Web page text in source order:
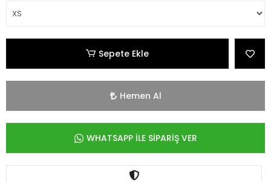
Sepete Ekle
Hemen Al
WHATSAPP İLE SİPARİŞ VER